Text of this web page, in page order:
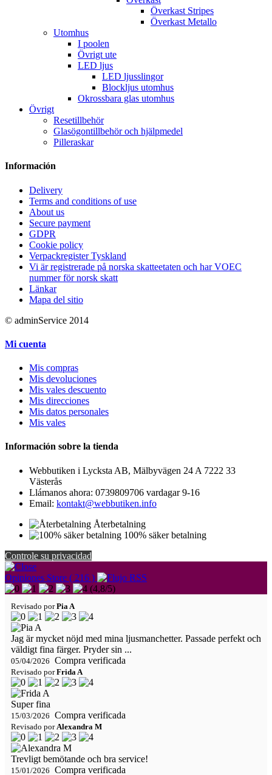
Överkast Stripes
Överkast Metallo
Utomhus
I poolen
Övrigt ute
LED ljus
LED ljusslingor
Blockljus utomhus
Okrossbara glas utomhus
Övrigt
Resetillbehör
Glasögontillbehör och hjälpmedel
Pilleraskar
Información
Delivery
Terms and conditions of use
About us
Secure payment
GDPR
Cookie policy
Verpackregister Tyskland
Vi är registrerade på norska skatteetaten och har VOEC
nummer för norsk skatt
Länkar
Mapa del sitio
© adminService 2014
Mi cuenta
Mis compras
Mis devoluciones
Mis vales descuento
Mis direcciones
Mis datos personales
Mis vales
Información sobre la tienda
Webbutiken i Lycksta AB, Mälbyvägen 24 A 7222 33
Västerås
Llámanos ahora: 0739809706 vardagar 9-16
Email: kontakt@webbutiken.info
Återbetalning
100% säker betalning
Controle su privacidad
Opiniones Store ( 216 )
(4,8/5)
Revisado porPia A
Jag är mycket nöjd med mina ljusmanchetter. Passade perfekt och
väldigt fina färger. Pryder sin ...
05/04/2026 Compra verificada
Revisado porFrida A
Super fina
15/03/2026 Compra verificada
Revisado por Alexandra M
Trevligt bemötande och bra service!
15/01/2026 Compra verificada